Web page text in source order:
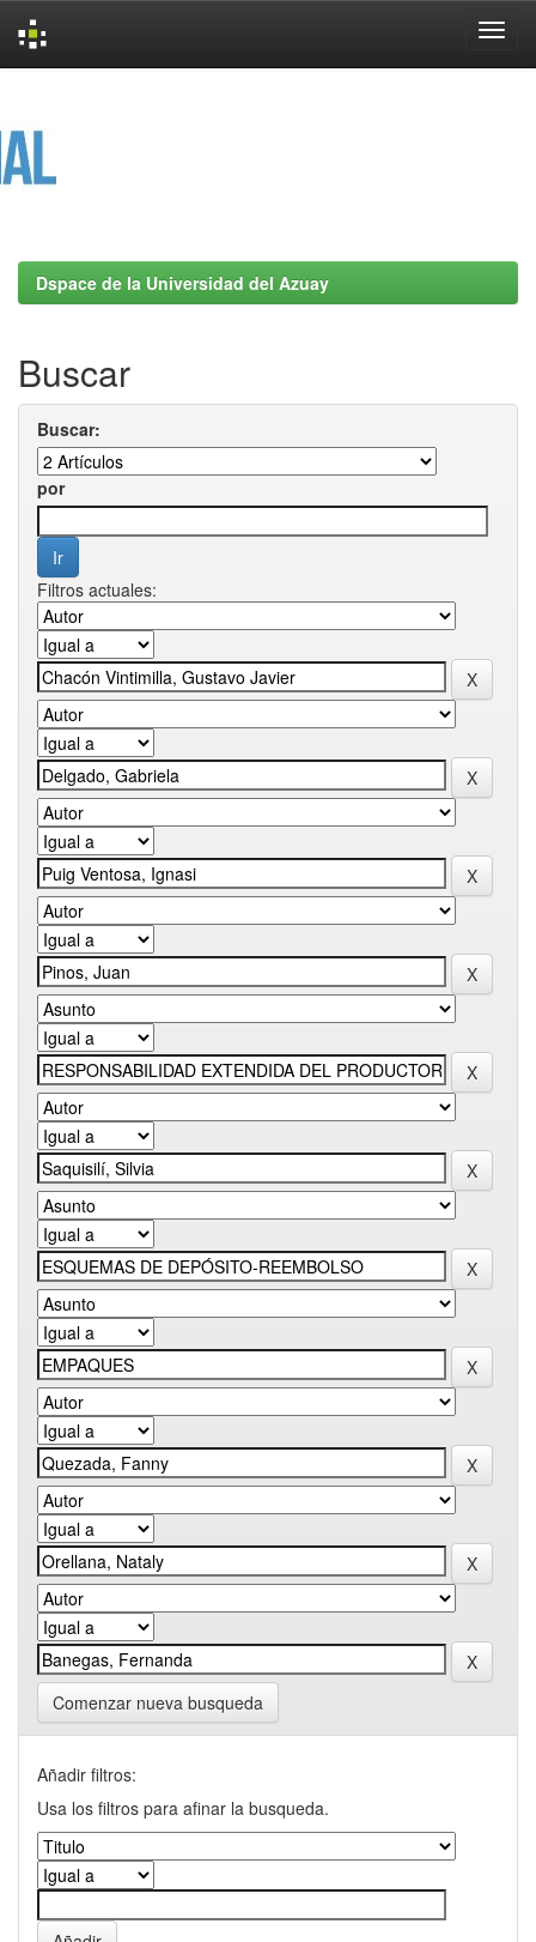
Dspace de la Universidad del Azuay
Buscar
Buscar:
por
Filtros actuales:
Comenzar nueva busqueda
Añadir filtros:
Usa los filtros para afinar la busqueda.